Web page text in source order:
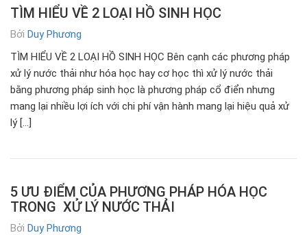
TÌM HIỂU VỀ 2 LOẠI HỒ SINH HỌC
Bởi Duy Phương
TÌM HIỂU VỀ 2 LOẠI HỒ SINH HỌC Bên cạnh các phương pháp
xử lý nước thải như hóa học hay cơ học thì xử lý nước thải
bằng phương pháp sinh học là phương pháp cổ điển nhưng
mang lại nhiều lợi ích với chi phí vận hành mang lại hiệu quả xử
lý […]
5 ƯU ĐIỂM CỦA PHƯƠNG PHÁP HÓA HỌC
TRONG XỬ LÝ NƯỚC THẢI
Bởi Duy Phương